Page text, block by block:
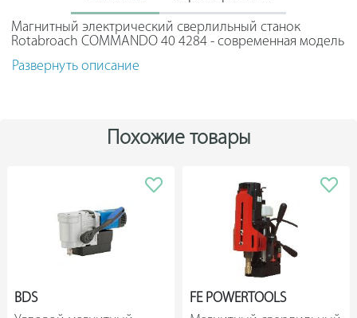
Магнитный электрический сверлильный станок
Rotabroach COMMANDO 40 4284 - современная модель
для получения отверстий в черных металлах. Установка
оснащается магнитным основанием для надежного
компактная конструкция агрегата позволяет выполнять
работу в стесненных условиях. Оборудование широко
спиральных сверл - 55 мм.
Развернуть описание
Похожие товары
BDS
FE POWERTOOLS